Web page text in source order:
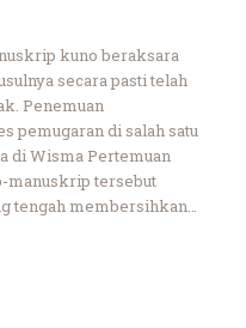
kuno beraksara
secara pasti telah
Penemuan
pemugaran di salah satu
di Wisma Pertemuan
manuskrip tersebut
tengah membersihkan…